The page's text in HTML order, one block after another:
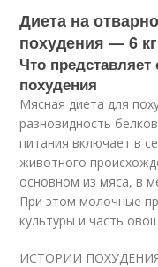
Диета на
похудения — 6
Что
похудения
Мясная диета для
разновидность
питания включает в
животного
основном из мяса, в
При этом молочные
культуры и часть
ИСТОРИИ